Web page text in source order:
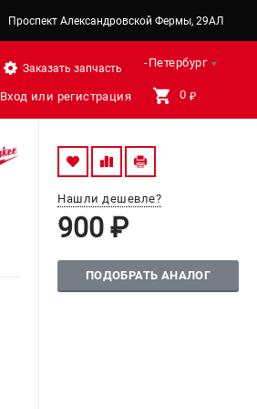
Проспект Александровской Фермы, 29АЛ
Санкт-Петербург
Заказать запчасть
Вход или регистрация 0 ₽
Нашли дешевле?
900 ₽
ПОДОБРАТЬ АНАЛОГ